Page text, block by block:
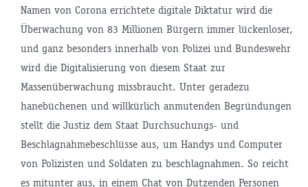
Namen von Corona errichtete digitale Diktatur wird die
Überwachung von 83 Millionen Bürgern immer lückenloser,
und ganz besonders innerhalb von Polizei und Bundeswehr
wird die Digitalisierung von diesem Staat zur
Massenüberwachung missbraucht. Unter geradezu
hanebüchenen und willkürlich anmutenden Begründungen
stellt die Justiz dem Staat Durchsuchungs- und
Beschlagnahmebeschlüsse aus, um Handys und Computer
von Polizisten und Soldaten zu beschlagnahmen. So reicht
es mitunter aus, in einem Chat von Dutzenden Personen